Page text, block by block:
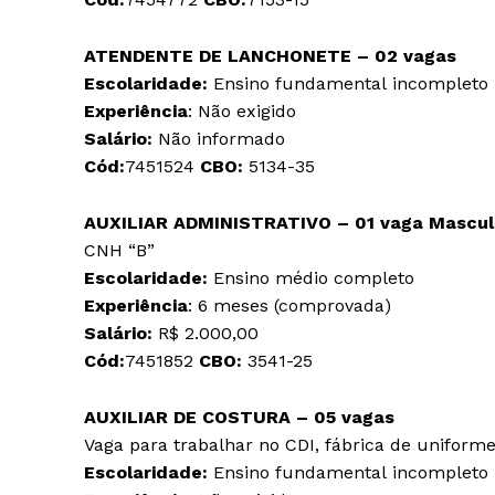
ATENDENTE DE LANCHONETE – 02 vagas
Escolaridade: Ensino fundamental incompleto
Experiência: Não exigido
Salário: Não informado
Cód:7451524 CBO: 5134-35
AUXILIAR ADMINISTRATIVO – 01 vaga
CNH “B”
Escolaridade: Ensino médio completo
Experiência: 6 meses (comprovada)
Salário: R$ 2.000,00
Cód:7451852 CBO: 3541-25
AUXILIAR DE COSTURA – 05 vagas
Vaga para trabalhar no CDI, fábrica de
Escolaridade: Ensino fundamental incompleto